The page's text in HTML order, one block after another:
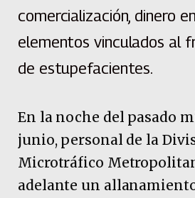
comercialización, dinero
elementos vinculados al
de estupefacientes.
En la noche del pasado
junio, personal de la
Microtráfico
adelante un